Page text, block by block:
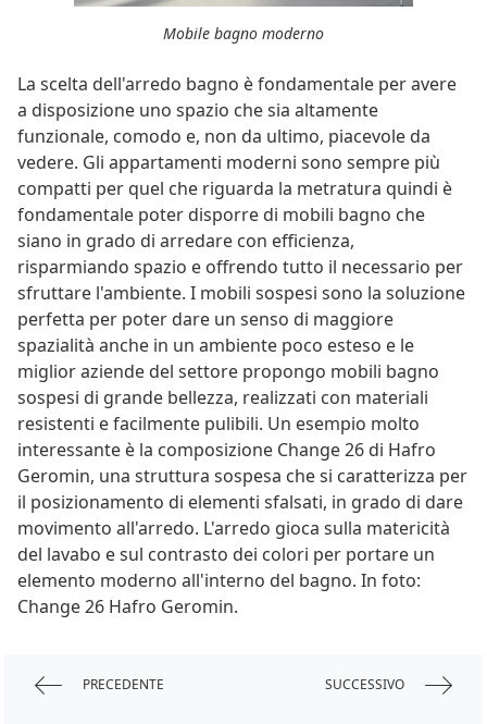
Mobile bagno moderno
La scelta dell'arredo bagno è fondamentale per avere
a disposizione uno spazio che sia altamente
funzionale, comodo e, non da ultimo, piacevole da
vedere. Gli appartamenti moderni sono sempre più
compatti per quel che riguarda la metratura quindi è
fondamentale poter disporre di mobili bagno che
siano in grado di arredare con efficienza,
risparmiando spazio e offrendo tutto il necessario per
sfruttare l'ambiente. I mobili sospesi sono la soluzione
perfetta per poter dare un senso di maggiore
spazialità anche in un ambiente poco esteso e le
miglior aziende del settore propongo mobili bagno
sospesi di grande bellezza, realizzati con materiali
resistenti e facilmente pulibili. Un esempio molto
interessante è la composizione Change 26 di Hafro
Geromin, una struttura sospesa che si caratterizza per
il posizionamento di elementi sfalsati, in grado di dare
movimento all'arredo. L'arredo gioca sulla matericità
del lavabo e sul contrasto dei colori per portare un
elemento moderno all'interno del bagno. In foto:
Change 26 Hafro Geromin.
PRECEDENTE SUCCESSIVO